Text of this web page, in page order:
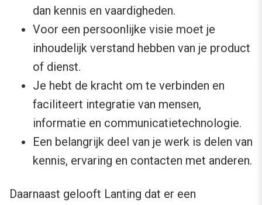
dan kennis en vaardigheden.
Voor een persoonlijke visie moet je
inhoudelijk verstand hebben van je product
of dienst.
Je hebt de kracht om te verbinden en
faciliteert integratie van mensen,
informatie en communicatietechnologie.
Een belangrijk deel van je werk is delen van
kennis, ervaring en contacten met anderen.
Daarnaast gelooft Lanting dat er een